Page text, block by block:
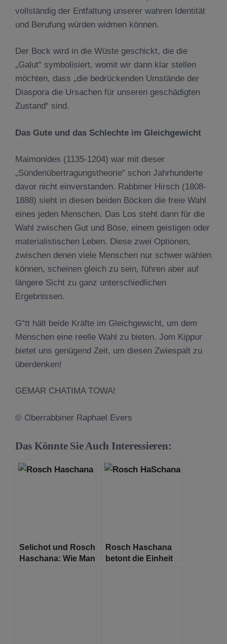
vollständig der Entfaltung unserer wahren Identität
und Berufung würden widmen können.
Der Bock wird in die Wüste geschickt, die die
„Galut“ symbolisiert, womit wir dann klar stellen
möchten, dass „die bedrückenden Umstände der
Diaspora die Ursachen für unseren geschädigten
Zustand“ sind.
Das Gute und das Schlechte im Gleichgewicht
Maimonides (1135-1204) war mit dieser
„Sündenübertragungstheorie“ schon Jahrhunderte
davor nicht einverstanden. Rabbiner Hirsch (1808-
1888) sieht in diesen beiden Böcken die freie Wahl
eines jeden Menschen. Das Los steht dann für die
Wahl zwischen Gut und Böse, einem geistigen oder
materialistischen Leben. Diese zwei Optionen,
zwischen denen viele Menschen nur schwer wählen
können, scheinen gleich zu sein, führen aber auf
längere Sicht zu ganz unterschiedlichen
Ergebnissen.
G“tt hält beide Kräfte im Gleichgewicht, um dem
Menschen eine reelle Wahl zu bieten. Jom Kippur
bietet uns genügend Zeit, um diesen Zwiespalt zu
überdenken!
GEMAR CHATIMA TOWA!
© Oberrabbiner Raphael Evers
Das Könnte Sie Auch Interessieren:
Selichot und Rosch
Haschana: Wie Man
Rosch Haschana
betont die Einheit